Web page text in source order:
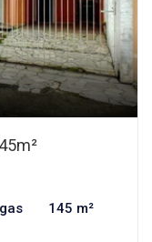
145 m²